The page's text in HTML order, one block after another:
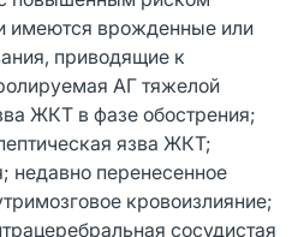
имеются врожденные или
приводящие к
АГ тяжелой
ЖКТ в фазе обострения;
язва ЖКТ;
недавно перенесенное
кровоизлияние;
сосудистая